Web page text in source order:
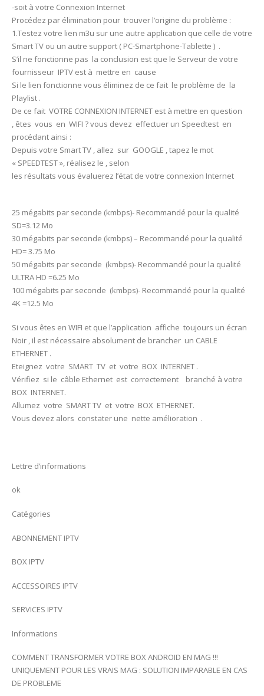
-soit à votre Connexion Internet
Procédez par élimination pour trouver l’origine du problème :
1.Testez votre lien m3u sur une autre application que celle de votre
Smart TV ou un autre support ( PC-Smartphone-Tablette ) .
S’il ne fonctionne pas la conclusion est que le Serveur de votre
fournisseur IPTV est à mettre en cause
Si le lien fonctionne vous éliminez de ce fait le problème de la
Playlist .
De ce fait VOTRE CONNEXION INTERNET est à mettre en question
, êtes vous en WIFI ? vous devez effectuer un Speedtest en
procédant ainsi :
Depuis votre Smart TV , allez sur GOOGLE , tapez le mot
« SPEEDTEST », réalisez le , selon
les résultats vous évaluerez l’état de votre connexion Internet
25 mégabits par seconde (kmbps)- Recommandé pour la qualité
SD=3.12 Mo
30 mégabits par seconde (kmbps) – Recommandé pour la qualité
HD= 3.75 Mo
50 mégabits par seconde (kmbps)- Recommandé pour la qualité
ULTRA HD =6.25 Mo
100 mégabits par seconde (kmbps)- Recommandé pour la qualité
4K =12.5 Mo
Si vous êtes en WIFI et que l’application affiche toujours un écran
Noir , il est nécessaire absolument de brancher un CABLE
ETHERNET .
Eteignez votre SMART TV et votre BOX INTERNET .
Vérifiez si le câble Ethernet est correctement branché à votre
BOX INTERNET.
Allumez votre SMART TV et votre BOX ETHERNET.
Vous devez alors constater une nette amélioration .
Lettre d’informations
ok
Catégories
ABONNEMENT IPTV
BOX IPTV
ACCESSOIRES IPTV
SERVICES IPTV
Informations
COMMENT TRANSFORMER VOTRE BOX ANDROID EN MAG !!!
UNIQUEMENT POUR LES VRAIS MAG : SOLUTION IMPARABLE EN CAS
DE PROBLEME